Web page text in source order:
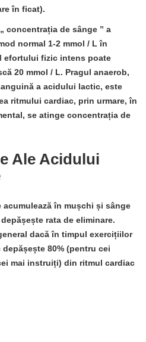
în ficat).
concentrația de sânge ” a
normal 1-2 mmol / L în
efortului fizic intens poate
20 mmol / L. Pragul anaerob,
a acidului lactic, este
ritmului cardiac, prin urmare, în
se atinge concentrația de
Ale Acidului
în mușchi și sânge
rata de eliminare.
dacă în timpul exercițiilor
80% (pentru cei
mai instruiți) din ritmul cardiac